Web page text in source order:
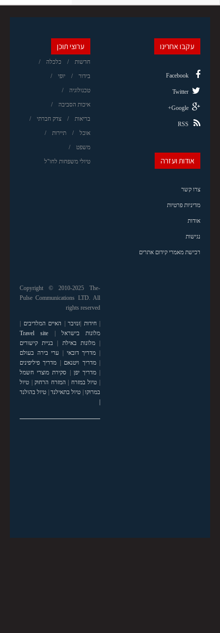
ערוצי תוכן
חדשות כלכלה
בידור יופי
טכנולוגיה
איכות הסביבה
בריאות צדק חברתי
אוכל תיירות
משפט
טיולי משפחות לחו"ל
עקבו אחרינו
Facebook
Twitter
Google+
RSS
אודות ועזרה
צרו קשר
מדיניות פרטיות
אודות
נגישות
רכישת מאמרי קידום אתרים
Copyright © 2010-2025 The-
Pulse Communications LTD. All
rights reserved
|חידות זנזיבר האיים המלדיבים
מלונות בישראל
Travel site
|מלונות באילת
בניית קישורים
מדריך דובאי
ערי בירה בעולם
|מדריך ויטנאם
מדריך פיליפינים
|מדריך יפן
סקירת מוצרי חשמל
טיול במזרח המזרח הרחוק| טיול
במרוקו| טיול בתאילנד| טיול בהולנד